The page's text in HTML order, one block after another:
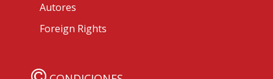
Autores
Foreign Rights